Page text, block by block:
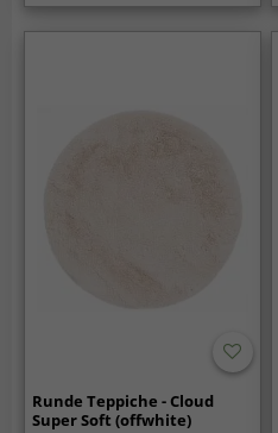
Runde Teppiche - Cloud
Super Soft (offwhite)